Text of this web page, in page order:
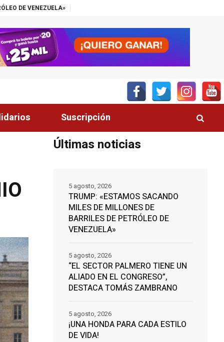
“EL SECTOR PALMERO TIENE UN ALIADO EN EL CONGRESO”,
Suscripción
Últimas noticias
TRUMP: «ESTAMOS SACANDO
MILES DE MILLONES DE
BARRILES DE PETRÓLEO DE
VENEZUELA»
5 agosto, 2026
“EL SECTOR PALMERO TIENE UN
ALIADO EN EL CONGRESO”,
DESTACA TOMÁS ZAMBRANO
5 agosto, 2026
¡UNA HONDA PARA CADA ESTILO
DE VIDA!
5 agosto, 2026